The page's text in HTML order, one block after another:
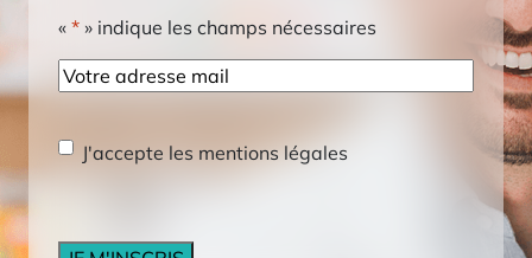
« * » indique les champs nécessaires
E-
mail
RGPD*
J'accepte les mentions légales